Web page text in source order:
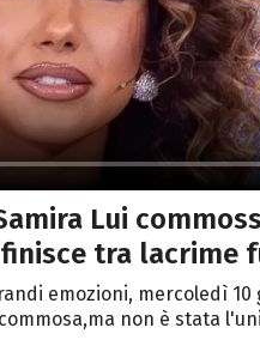
Lui
finisce tra
emozioni, mercoledì 10
non è stata